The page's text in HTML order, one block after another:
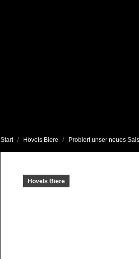
Sie befinden sich hier:
Start Hövels Biere Probiert unser neues
Hövels Biere